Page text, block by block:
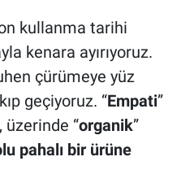
kullanma tarihi
kenara ayırıyoruz.
çürümeye yüz
geçiyoruz. “Empati”
üzerinde “organik”
pahalı bir ürüne